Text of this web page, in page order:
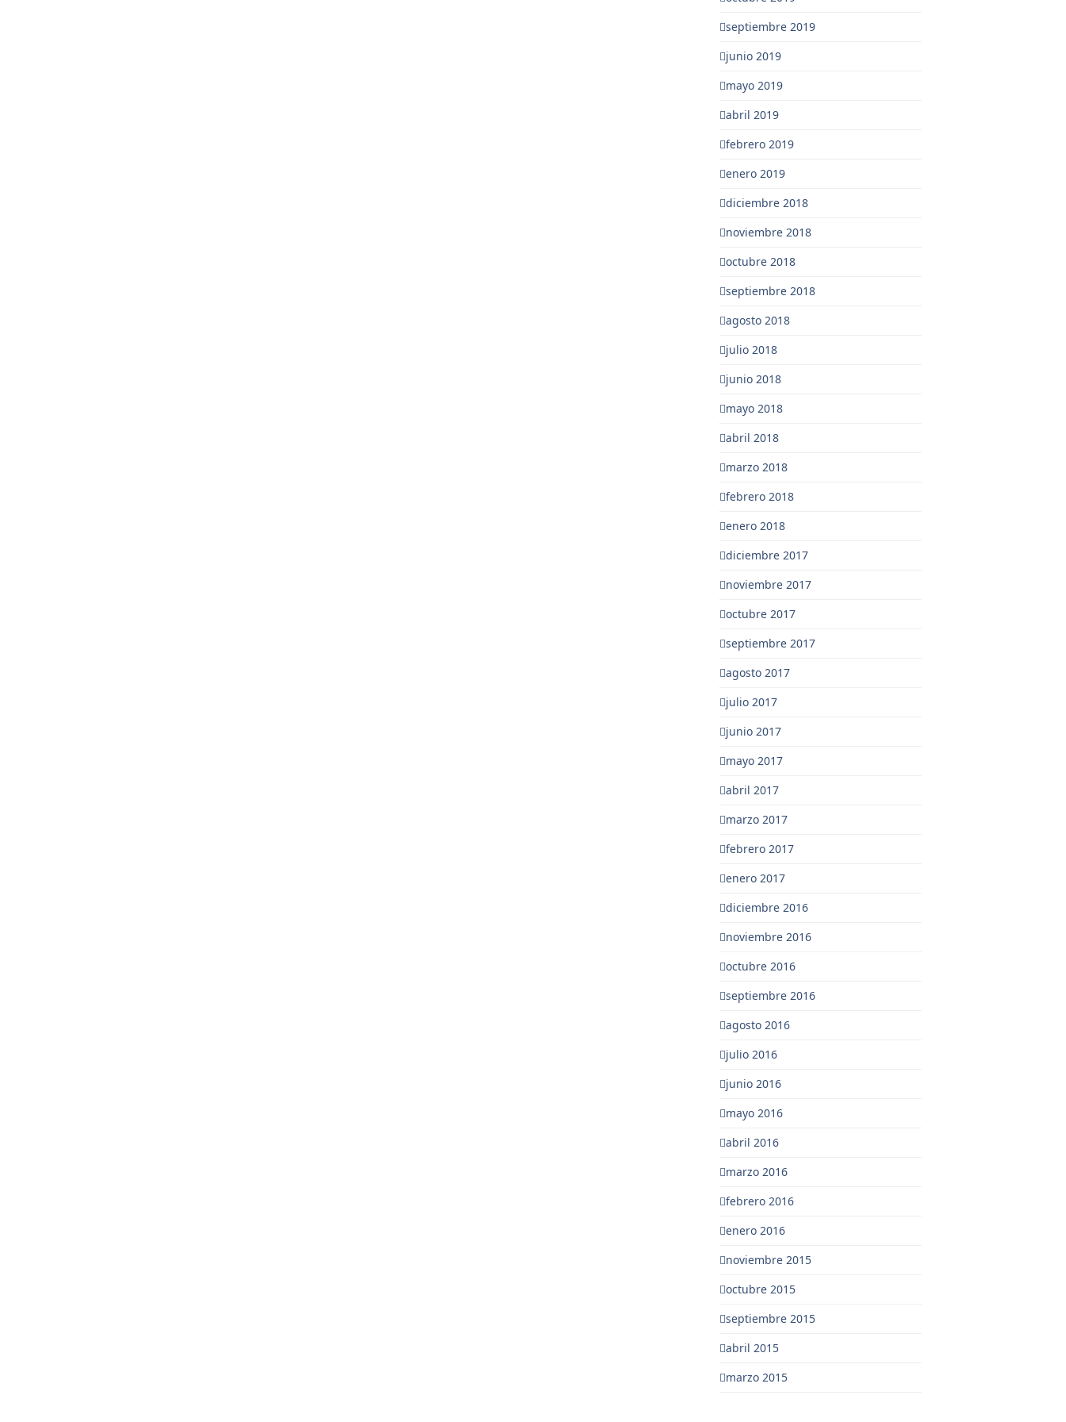
septiembre 2019
junio 2019
mayo 2019
abril 2019
febrero 2019
enero 2019
diciembre 2018
noviembre 2018
octubre 2018
septiembre 2018
agosto 2018
julio 2018
junio 2018
mayo 2018
abril 2018
marzo 2018
febrero 2018
enero 2018
diciembre 2017
noviembre 2017
octubre 2017
septiembre 2017
agosto 2017
julio 2017
junio 2017
mayo 2017
abril 2017
marzo 2017
febrero 2017
enero 2017
diciembre 2016
noviembre 2016
octubre 2016
septiembre 2016
agosto 2016
julio 2016
junio 2016
mayo 2016
abril 2016
marzo 2016
febrero 2016
enero 2016
noviembre 2015
octubre 2015
septiembre 2015
abril 2015
marzo 2015